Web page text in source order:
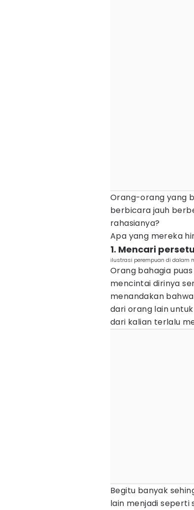
Orang-orang yang
berbicara jauh
rahasianya?
Apa yang mereka
1. Mencari
ilustrasi perempuan di dalam
Orang bahagia
mencintai dirinya
menandakan
dari orang lain
dari kalian terlalu
Begitu banyak
lain menjadi seperti